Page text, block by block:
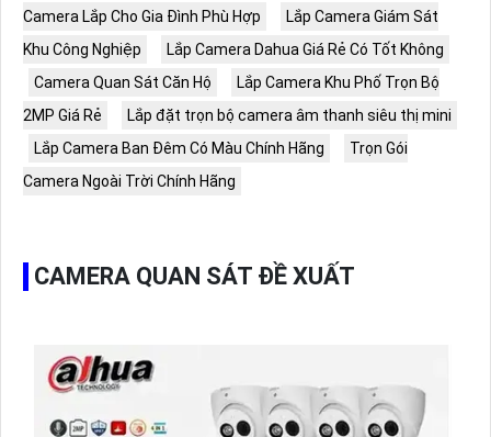
Camera Lắp Cho Gia Đình Phù Hợp
Lắp Camera Giám Sát
Khu Công Nghiệp
Lắp Camera Dahua Giá Rẻ Có Tốt Không
Camera Quan Sát Căn Hộ
Lắp Camera Khu Phố Trọn Bộ
2MP Giá Rẻ
Lắp đặt trọn bộ camera âm thanh siêu thị mini
Lắp Camera Ban Đêm Có Màu Chính Hãng
Trọn Gói
Camera Ngoài Trời Chính Hãng
CAMERA QUAN SÁT ĐỀ XUẤT